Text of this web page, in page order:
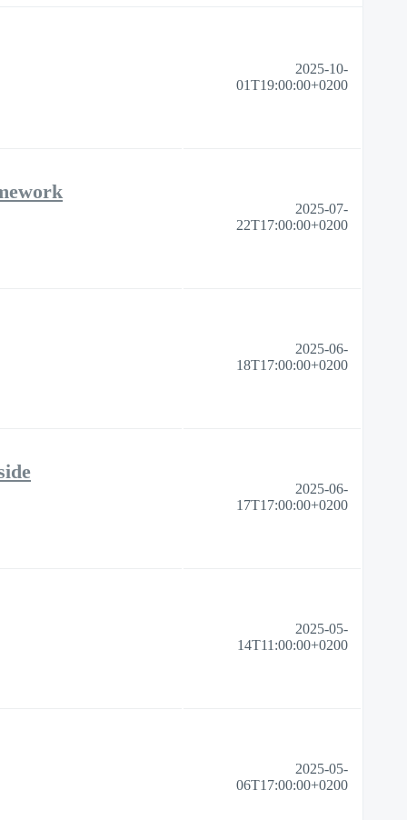
2025-10-
01T19:00:00+0200
2025-07-
22T17:00:00+0200
2025-06-
18T17:00:00+0200
2025-06-
17T17:00:00+0200
2025-05-
14T11:00:00+0200
2025-05-
06T17:00:00+0200